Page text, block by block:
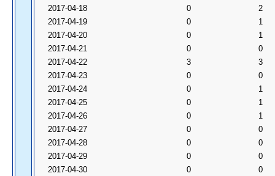
2017-04-18
0
2
2017-04-19
0
1
2017-04-20
0
1
2017-04-21
0
0
2017-04-22
3
3
2017-04-23
0
0
2017-04-24
0
1
2017-04-25
0
1
2017-04-26
0
1
2017-04-27
0
0
2017-04-28
0
0
2017-04-29
0
0
2017-04-30
0
0